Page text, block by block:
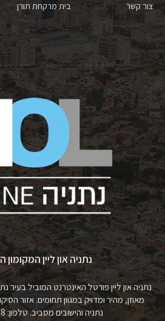
צור קשר
בית מרקחת תורן
נתניה און ליין המקומון
נתניה און ליין פורטל האינטרנט המוביל
מאוזן, מהיר ומדויק במגוון תחומים. אזור
נתניה והישובים מסביב. טלפון: 050-8491248